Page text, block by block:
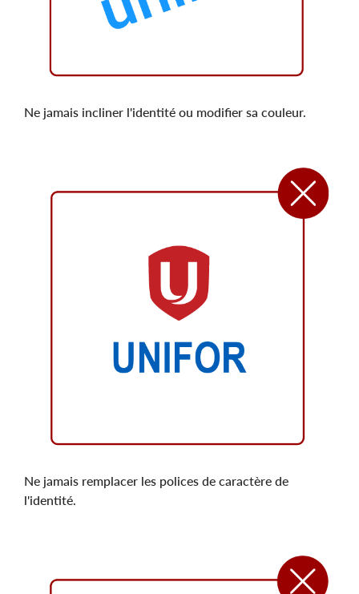
Ne jamais incliner l'identité ou modifier sa couleur.
Ne jamais remplacer les polices de caractère de
l'identité.